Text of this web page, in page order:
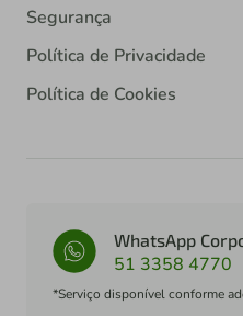
Segurança
Política de Privacidade
Política de Cookies
WhatsApp
51 3358 4770
*Serviço disponível conforme